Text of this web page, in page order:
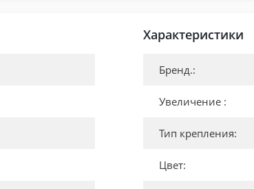
Характеристики
Бренд.:
Увеличение :
Тип крепления:
Цвет: